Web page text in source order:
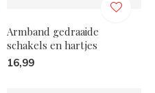
Armband gedraaide
schakels en hartjes
16,99